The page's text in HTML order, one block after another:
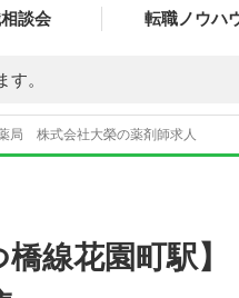
談会 転職ノウハ
。
局 株式会社大榮の薬剤師求人
橋線花園町